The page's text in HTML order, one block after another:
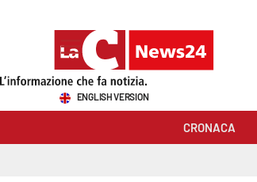
Sezioni
ENGLISH VERSION
CRONACA